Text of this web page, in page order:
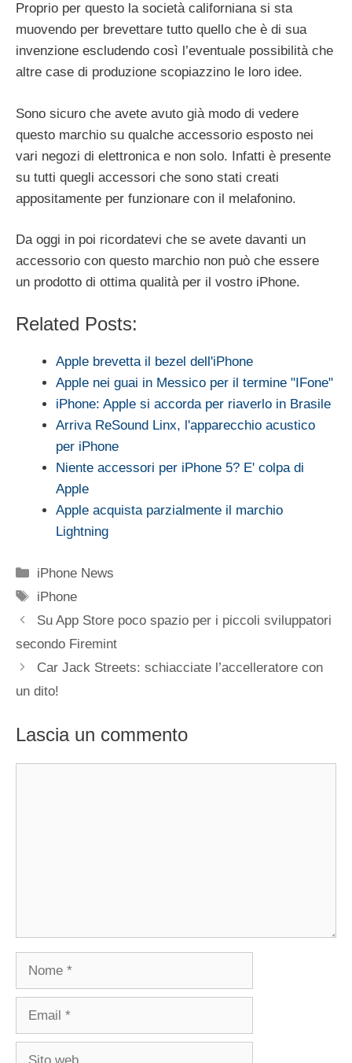
Proprio per questo la società californiana si sta
muovendo per brevettare tutto quello che è di sua
invenzione escludendo così l’eventuale possibilità che
altre case di produzione scopiazzino le loro idee.
Sono sicuro che avete avuto già modo di vedere
questo marchio su qualche accessorio esposto nei
vari negozi di elettronica e non solo. Infatti è presente
su tutti quegli accessori che sono stati creati
appositamente per funzionare con il melafonino.
Da oggi in poi ricordatevi che se avete davanti un
accessorio con questo marchio non può che essere
un prodotto di ottima qualità per il vostro iPhone.
Related Posts:
Apple brevetta il bezel dell'iPhone
Apple nei guai in Messico per il termine "IFone"
iPhone: Apple si accorda per riaverlo in Brasile
Arriva ReSound Linx, l'apparecchio acustico
per iPhone
Niente accessori per iPhone 5? E' colpa di
Apple
Apple acquista parzialmente il marchio
Lightning
Categorie
iPhone News
Tag
iPhone
Su App Store poco spazio per i piccoli sviluppatori
secondo Firemint
Car Jack Streets: schiacciate l’accelleratore con
un dito!
Lascia un commento